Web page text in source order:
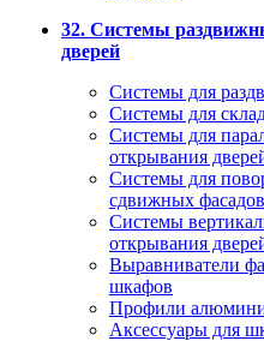
32. Системы
дверей
Системы для
Системы для
Системы для
открывания
Системы для
сдвижных фасадов
Системы
открывания
Выравниватели
шкафов
Профили
Аксессуары для